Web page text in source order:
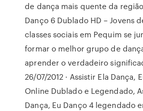
de dança mais quente da
Danço 6 Dublado HD – Jovens
classes sociais em Pequim se
formar o melhor grupo de
aprender o verdadeiro
26/07/2012 · Assistir Ela Dança,
Online Dublado e Legendado,
Dança, Eu Danço 4 legendado